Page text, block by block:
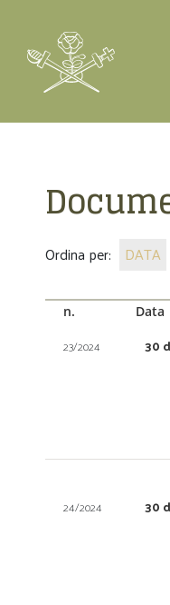
Ordina per: DATA
n. Data
23/2024 30
24/2024 30